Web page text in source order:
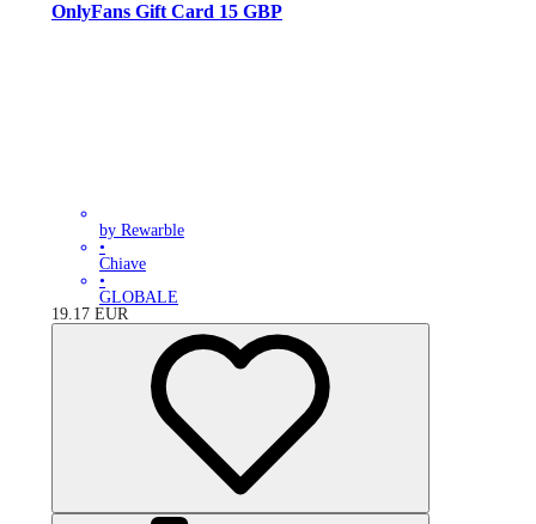
OnlyFans Gift Card 15 GBP
by Rewarble
•
Chiave
•
GLOBALE
19.17 EUR